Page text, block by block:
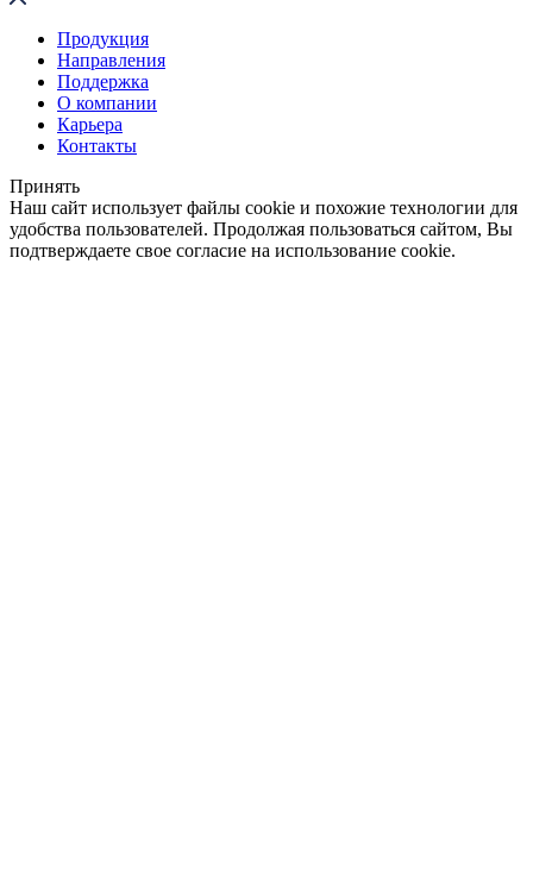
Продукция
Направления
Поддержка
О компании
Карьера
Контакты
Принять
Наш сайт использует файлы cookie и похожие технологии для
удобства пользователей. Продолжая пользоваться сайтом, Вы
подтверждаете свое согласие на использование cookie.